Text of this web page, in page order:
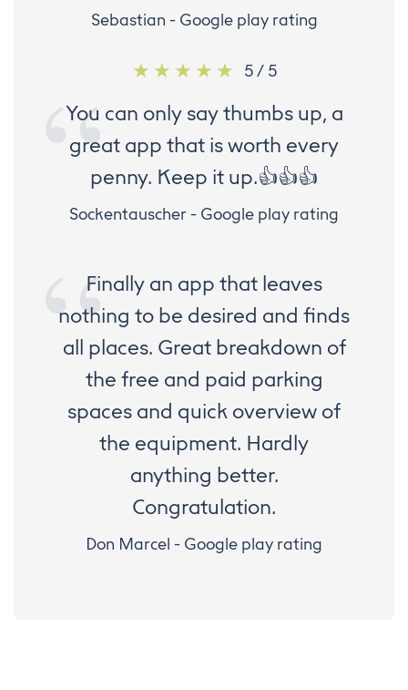
Sebastian - Google play rating
5 / 5
You can only say thumbs up, a
great app that is worth every
penny. Keep it up.👍👍👍
Sockentauscher - Google play rating
Finally an app that leaves
nothing to be desired and finds
all places. Great breakdown of
the free and paid parking
spaces and quick overview of
the equipment. Hardly
anything better.
Congratulation.
Don Marcel - Google play rating